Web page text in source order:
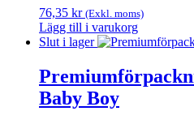
76,35 kr (Exkl. moms)
Lägg till i varukorg
Slut i lager
Baby Boy